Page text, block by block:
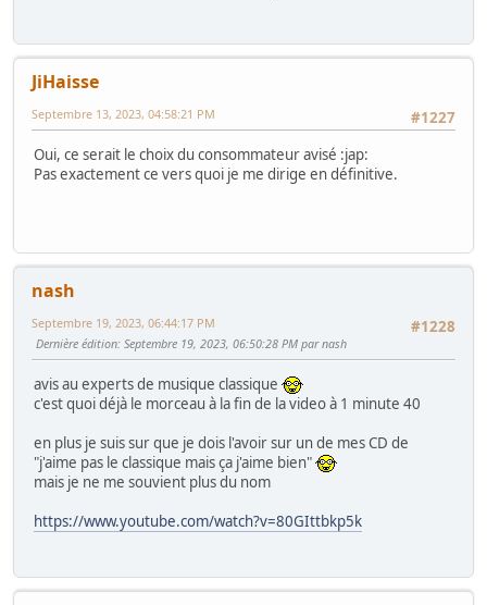
JiHaisse
#1227
Septembre 13, 2023, 04:58:21 PM
Oui, ce serait le choix du consommateur avisé :jap:
Pas exactement ce vers quoi je me dirige en définitive.
nash
#1228
Septembre 19, 2023, 06:44:17 PM
Dernière édition: Septembre 19, 2023, 06:50:28 PM par nash
avis au experts de musique classique
c'est quoi déjà le morceau à la fin de la video à 1 minute 40
en plus je suis sur que je dois l'avoir sur un de mes CD de
"j'aime pas le classique mais ça j'aime bien"
mais je ne me souvient plus du nom
https://www.youtube.com/watch?v=80GIttbkp5k